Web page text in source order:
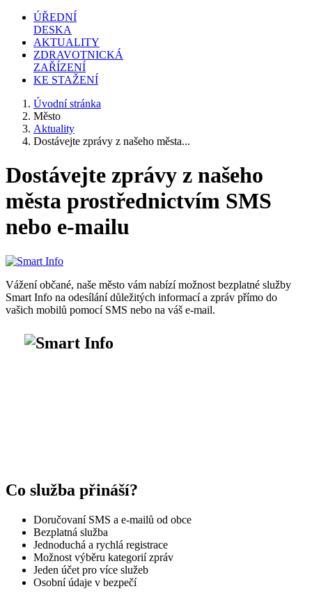
ÚŘEDNÍ
DESKA
AKTUALITY
ZDRAVOTNICKÁ
ZAŘÍZENÍ
KE STAŽENÍ
Úvodní stránka
Město
Aktuality
Dostávejte zprávy z našeho města...
Dostávejte zprávy z našeho
města prostřednictvím SMS
nebo e-mailu
Vážení občané, naše město vám nabízí možnost bezplatné služby
Smart Info na odesílání důležitých informací a zpráv přímo do
vašich mobilů pomocí SMS nebo na váš e-mail.
Co služba přináší?
Doručovaní SMS a e-mailů od obce
Bezplatná služba
Jednoduchá a rychlá registrace
Možnost výběru kategorií zpráv
Jeden účet pro více služeb
Osobní údaje v bezpečí